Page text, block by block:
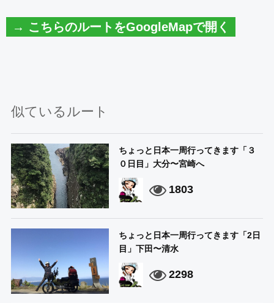
→ こちらのルートをGoogleMapで開く
似ているルート
ちょっと日本一周行ってきます「３
０日目」大分〜宮崎へ
1803
ちょっと日本一周行ってきます「2日
目」下田〜清水
2298